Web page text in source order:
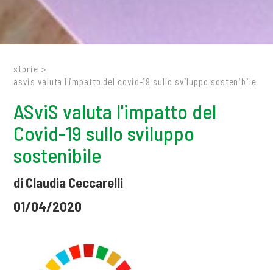
storie >
asvis valuta l'impatto del covid-19 sullo sviluppo sostenibile
ASviS valuta l'impatto del
Covid-19 sullo sviluppo
sostenibile
di Claudia Ceccarelli
01/04/2020